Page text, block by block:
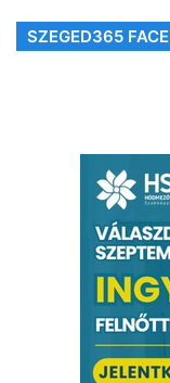
SZEGED365